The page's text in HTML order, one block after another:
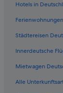
Business in
Günstige in
Private
Hotels in
Städtereisen
Innerdeutsche
Mietwagen
Alle